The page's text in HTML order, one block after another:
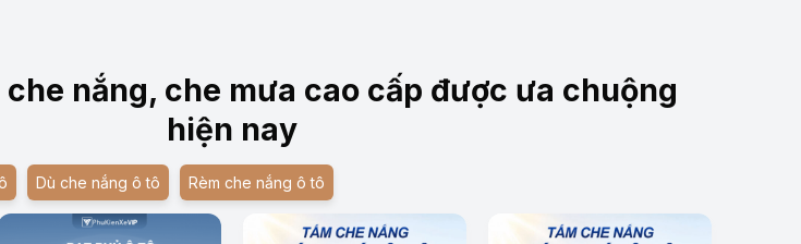
che nắng, che mưa cao cấp được ưa chuộng
hiện nay
Dù che nắng ô tô Rèm che nắng ô tô